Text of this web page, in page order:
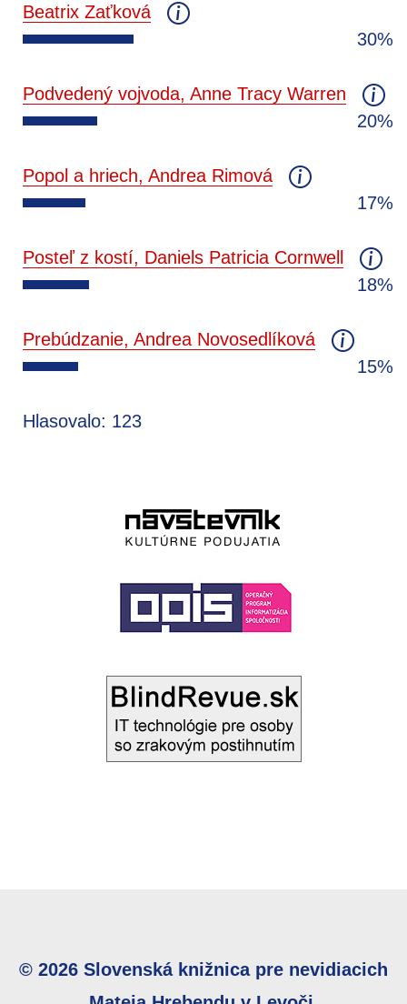
Beatrix Zaťková
30%
Podvedený vojvoda, Anne Tracy Warren
20%
Popol a hriech, Andrea Rimová
17%
Posteľ z kostí, Daniels Patricia Cornwell
18%
Prebúdzanie, Andrea Novosedlíková
15%
Hlasovalo: 123
© 2026 Slovenská knižnica pre nevidiacich